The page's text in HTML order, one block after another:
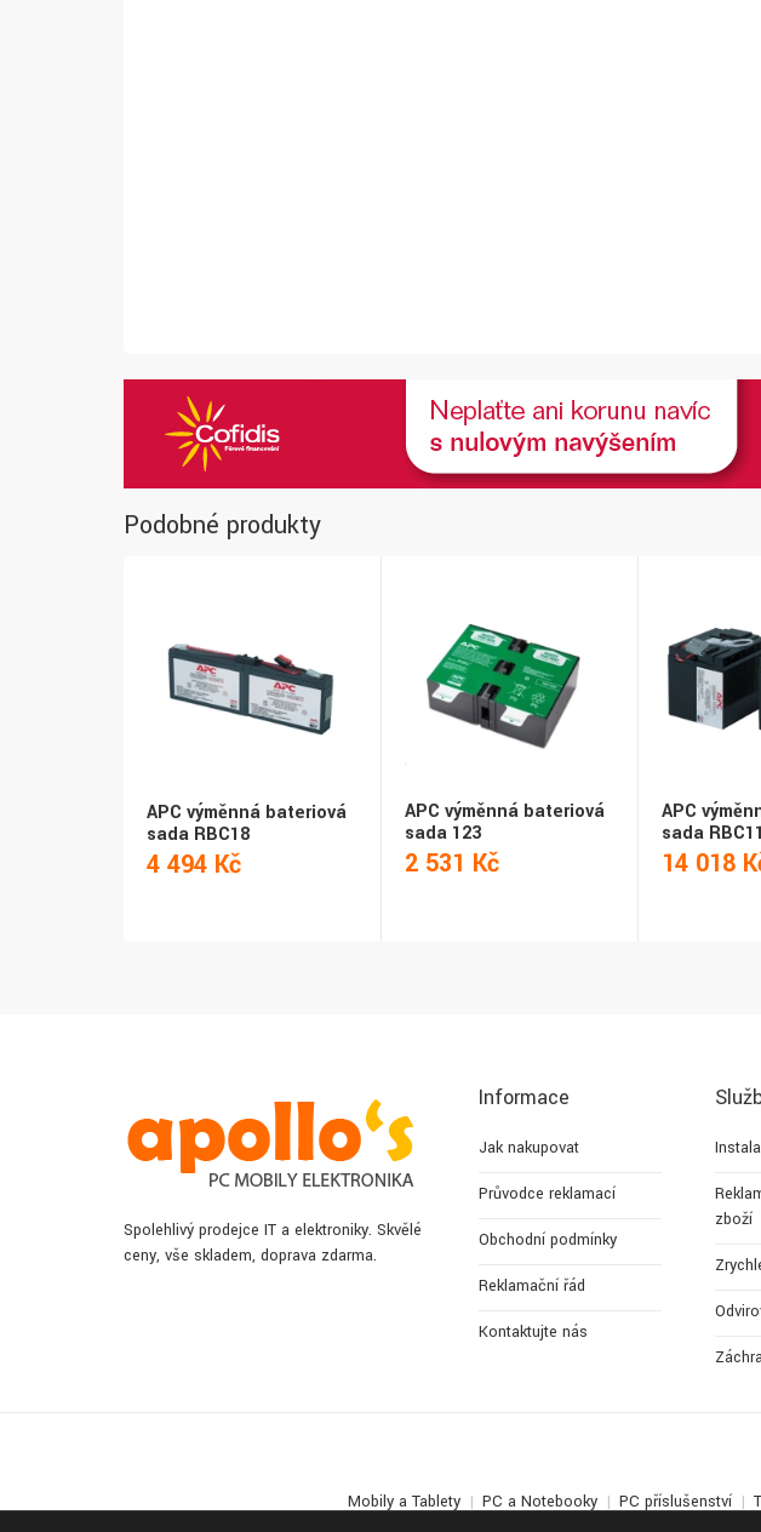
Podobné produkty
APC výměnná bateriová
sada RBC18
4 494 Kč
APC výměnná bateriová
sada 123
2 531 Kč
APC
sada RBC11
14 018
Spolehlivý prodejce IT a elektroniky. Skvělé
ceny, vše skladem, doprava zdarma.
Informace
Jak nakupovat
Průvodce reklamací
Obchodní podmínky
Reklamační řád
Kontaktujte nás
zboží
Mobily a Tablety PC a Notebooky PC příslušenství